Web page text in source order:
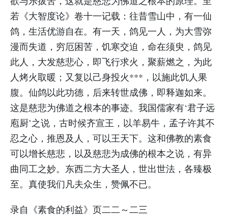
若《大智度论》卷十一记载：往昔雪山中，有一仙
鸽，生活优游自在。有一天，鸽见一人，为大雪弥
漫而失道，穷厄困苦，饥寒交迫，命在须臾，鸽见
此人，大发慈悲心，即飞行求火，聚薪燃之，为此
人烤火取暖；又复以己身投火***，以施此饥人果
腹。仙鸽以此功德，后来转世成佛，即释迦如来。
这是慈悲为佛道之根本的事迹。我国儒家有‘君子远
庖厨’之说，古时候齐宣王，以羊易牛，孟子许其不
忍之心，推恩及人，可以王天下。这和佛教的素食
可以增长慈悲，以及慈悲为成佛的根本之说，有异
曲同工之妙。东西二方大圣人，世出世法，各臻极
至。真使我们凡夫众生，赞佩不已。
录自《素食的利益》页二二～二三